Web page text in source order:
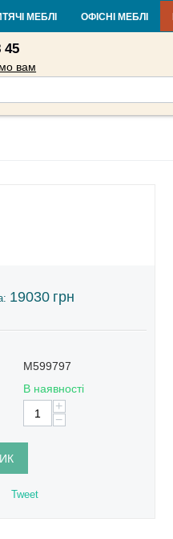
Кредит Статті та новини
45
вам
МЕБЛІ ОФІСНІ МЕБЛІ
19030 грн
M599797
В наявності
+
−
Tweet